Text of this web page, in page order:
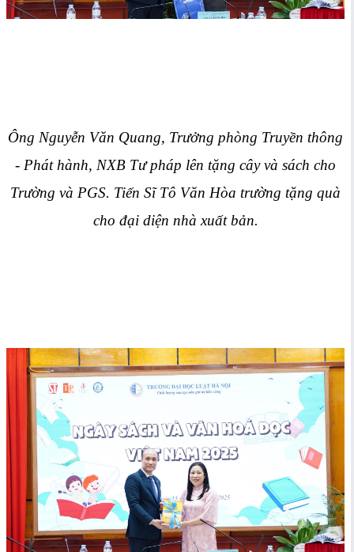
Ông Nguyễn Văn Quang, Trưởng phòng Truyền thông
- Phát hành, NXB Tư pháp lên tặng cây và sách cho
Trường và PGS. Tiến Sĩ Tô Văn Hòa trường tặng quà
cho đại diện nhà xuất bản.